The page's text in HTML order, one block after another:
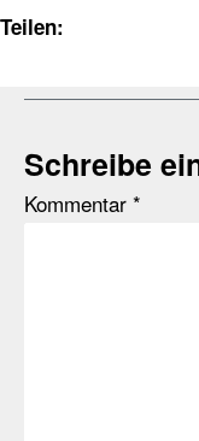
Teilen:
Schreibe
Kommentar *